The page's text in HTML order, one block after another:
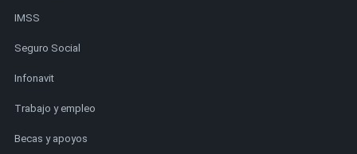
IMSS
Seguro Social
Infonavit
Trabajo y empleo
Becas y apoyos